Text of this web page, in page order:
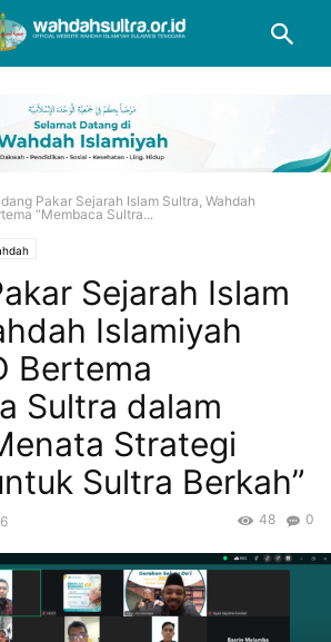
Pakar Sejarah Islam Sultra, Wahdah
“Membaca Sultra...
Sejarah Islam
Islamiyah
Bertema
Sultra dalam
Strategi
Sultra Berkah”
0
48